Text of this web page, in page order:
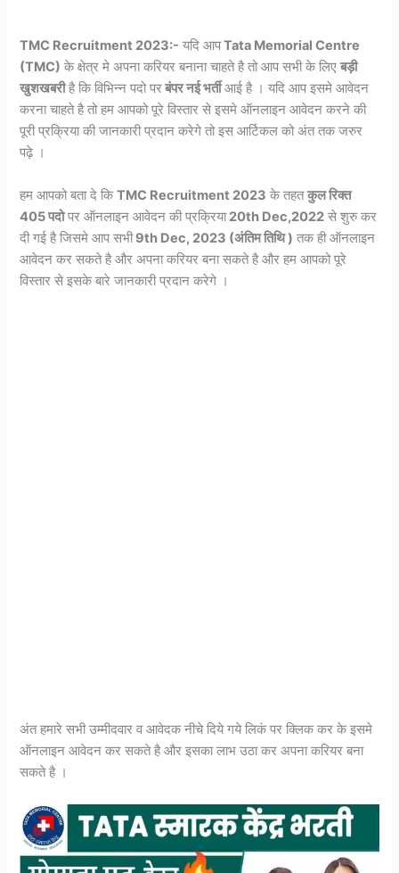
TMC Recruitment 2023:- यदि आपTata Memorial Centre
(TMC) के क्षेत्र मे अपना करियर बनाना चाहते है तो आप सभी के लिएबड़ी
खुशखबरीहै कि विभिन्न पदो परबंपर नई भर्तीआई है । यदि आप इसमे आवेदन
करना चाहते है तो हम आपको पूरे विस्तार से इसमे ऑनलाइन आवेदन करने की
पूरी प्रक्रिया की जानकारी प्रदान करेगे तो इस आर्टिकल को अंत तक जरुर
पढ़े ।
हम आपको बता दे किTMC Recruitment 2023 के तहतकुल रिक्त
405 पदोपर ऑनलाइन आवेदन की प्रक्रिया20th Dec,2022 से शुरु कर
दी गई है जिसमे आप सभी9th Dec, 2023 (अंतिम तिथि ) तक ही ऑनलाइन
आवेदन कर सकते है और अपना करियर बना सकते है और हम आपको पूरे
विस्तार से इसके बारे जानकारी प्रदान करेगे ।
अंत हमारे सभी उम्मीदवार व आवेदक नीचे दिये गये लिकं पर क्लिक कर के इसमे
ऑनलाइन आवेदन कर सकते है और इसका लाभ उठा कर अपना करियर बना
सकते है ।